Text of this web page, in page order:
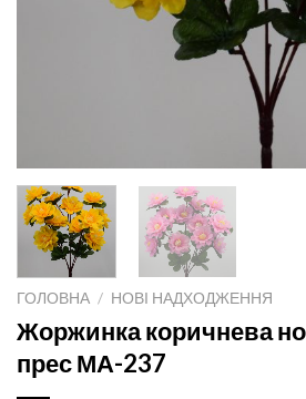
ГОЛОВНА / НОВІ НАДХОДЖЕННЯ
Жоржинка коричнева
прес МА-237